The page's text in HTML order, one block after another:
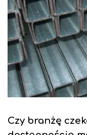
Czy branżę